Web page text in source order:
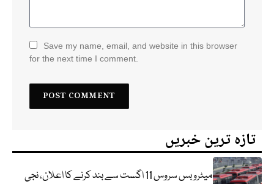
Save my name, email, and website in this browser
for the next time I comment.
تازہ ترین خبریں
میٹرو بس سروس 11 اگست سے بند کرنے کا اعلان، نجی